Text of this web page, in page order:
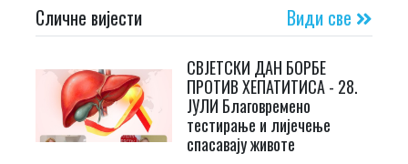
Сличне вијести Види све
СВЈЕТСКИ ДАН БОРБЕ
ПРОТИВ ХЕПАТИТИСА - 28.
ЈУЛИ Благовремено
тестирање и лијечење
спасавају животе